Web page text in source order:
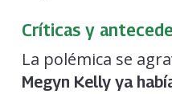
Críticas y
La polémica se
Megyn Kelly ya